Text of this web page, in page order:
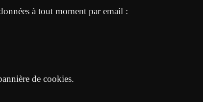
à tout moment par email :
de cookies.